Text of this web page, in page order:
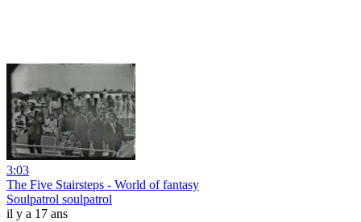
3:03
The Five Stairsteps - World of fantasy
Soulpatrol soulpatrol
il y a 17 ans